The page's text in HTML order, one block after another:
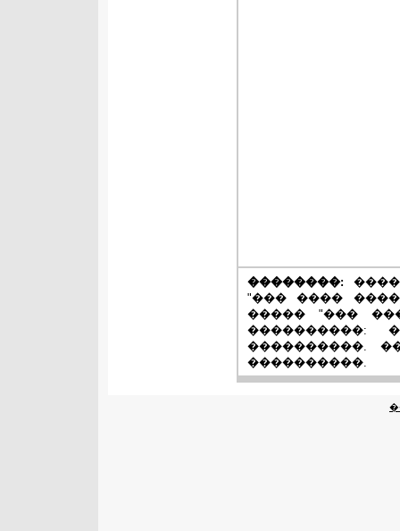
��������:
"��� ����
����� "���
����������:
����������.
����������.